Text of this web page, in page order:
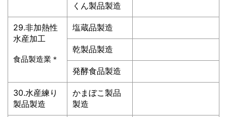
くん製品製造
29.非加熱性
水産加工
食品製造業＊
塩蔵品製造
乾製品製造
発酵食品製造
30.水産練り
製品製造
かまぼこ製品
製造